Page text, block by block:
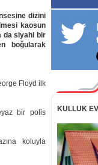
dizini
kaosun
da siyahi bir
boğularak
Floyd ilk
bir polis
koluyla
KULLUK